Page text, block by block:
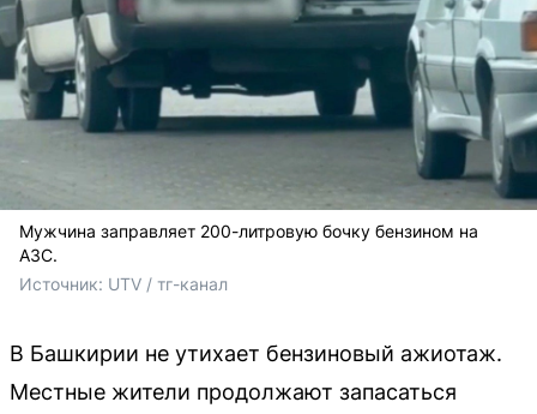
Мужчина заправляет 200-литровую бочку бензином на
АЗС.
Источник: UTV / тг-канал
В Башкирии не утихает бензиновый ажиотаж.
Местные жители продолжают запасаться